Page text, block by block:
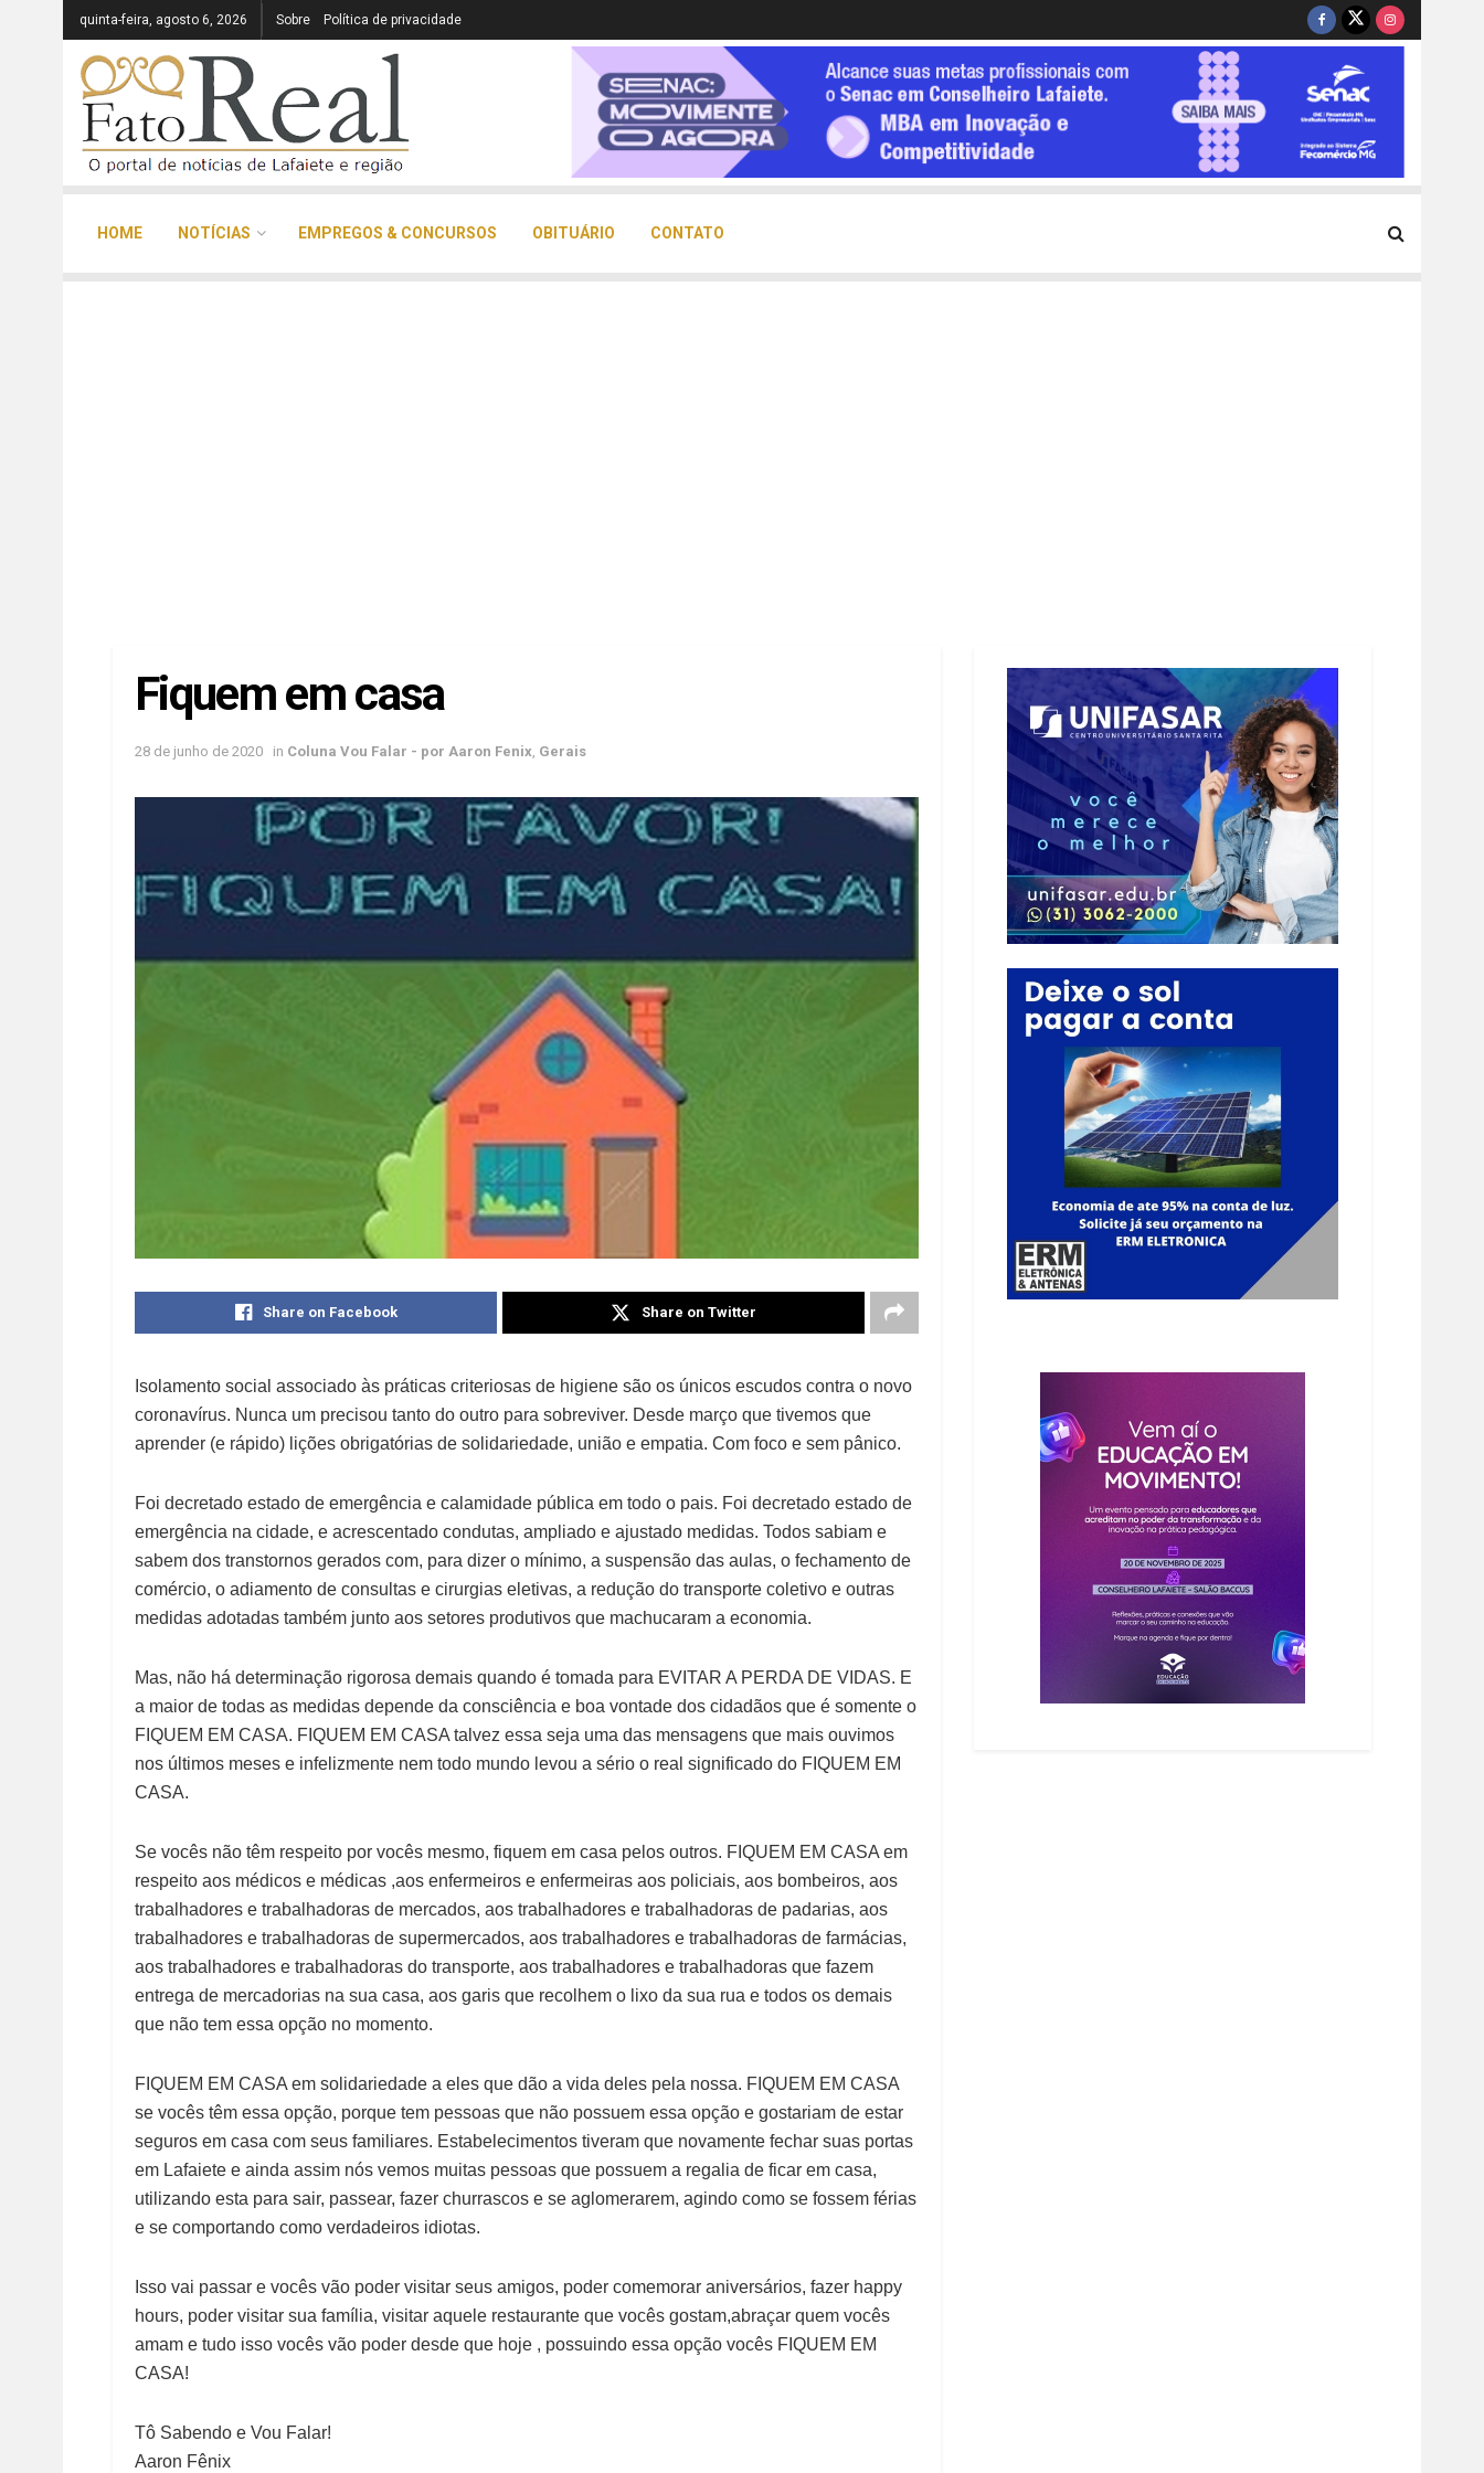
quinta-feira, agosto 6, 2026 Sobre Política de privacidade
HOME NOTÍCIAS EMPREGOS & CONCURSOS OBITUÁRIO CONTATO
Fiquem em casa
28 de junho de 2020 in Coluna Vou Falar - por Aaron Fenix Gerais
Share on Facebook Share on Twitter
Isolamento social associado às práticas criteriosas de higiene são os únicos escudos contra o novo
coronavírus. Nunca um precisou tanto do outro para sobreviver. Desde março que tivemos que
aprender (e rápido) lições obrigatórias de solidariedade, união e empatia. Com foco e sem pânico.
Foi decretado estado de emergência e calamidade pública em todo o pais. Foi decretado estado de
emergência na cidade, e acrescentado condutas, ampliado e ajustado medidas. Todos sabiam e
sabem dos transtornos gerados com, para dizer o mínimo, a suspensão das aulas, o fechamento de
comércio, o adiamento de consultas e cirurgias eletivas, a redução do transporte coletivo e outras
medidas adotadas também junto aos setores produtivos que machucaram a economia.
Mas, não há determinação rigorosa demais quando é tomada para EVITAR A PERDA DE VIDAS. E
a maior de todas as medidas depende da consciência e boa vontade dos cidadãos que é somente o
FIQUEM EM CASA. FIQUEM EM CASA talvez essa seja uma das mensagens que mais ouvimos
nos últimos meses e infelizmente nem todo mundo levou a sério o real significado do FIQUEM EM
CASA.
Se vocês não têm respeito por vocês mesmo, fiquem em casa pelos outros. FIQUEM EM CASA em
respeito aos médicos e médicas ,aos enfermeiros e enfermeiras aos policiais, aos bombeiros, aos
trabalhadores e trabalhadoras de mercados, aos trabalhadores e trabalhadoras de padarias, aos
trabalhadores e trabalhadoras de supermercados, aos trabalhadores e trabalhadoras de farmácias,
aos trabalhadores e trabalhadoras do transporte, aos trabalhadores e trabalhadoras que fazem
entrega de mercadorias na sua casa, aos garis que recolhem o lixo da sua rua e todos os demais
que não tem essa opção no momento.
FIQUEM EM CASA em solidariedade a eles que dão a vida deles pela nossa. FIQUEM EM CASA
se vocês têm essa opção, porque tem pessoas que não possuem essa opção e gostariam de estar
seguros em casa com seus familiares. Estabelecimentos tiveram que novamente fechar suas portas
em Lafaiete e ainda assim nós vemos muitas pessoas que possuem a regalia de ficar em casa,
utilizando esta para sair, passear, fazer churrascos e se aglomerarem, agindo como se fossem férias
e se comportando como verdadeiros idiotas.
Isso vai passar e vocês vão poder visitar seus amigos, poder comemorar aniversários, fazer happy
hours, poder visitar sua família, visitar aquele restaurante que vocês gostam,abraçar quem vocês
amam e tudo isso vocês vão poder desde que hoje , possuindo essa opção vocês FIQUEM EM
CASA!
Tô Sabendo e Vou Falar!
Aaron Fênix